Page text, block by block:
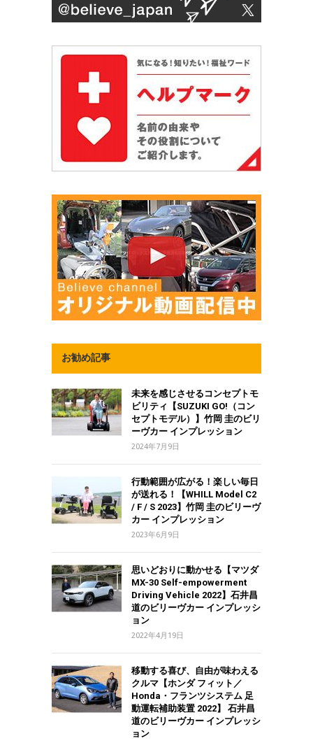
お勧め記事
未来を感じさせるコンセプトモ
ビリティ【SUZUKI GO!（コン
セプトモデル）】竹岡 圭のビリ
ーヴカー インプレッション
2024年7月9日
行動範囲が広がる！楽しい毎日
が送れる！【WHILL Model C2
/ F / S 2023】竹岡 圭のビリーヴ
カー インプレッション
2023年6月9日
思いどおりに動かせる【マツダ
MX-30 Self-empowerment
Driving Vehicle 2022】石井昌
道のビリーヴカー インプレッシ
ョン
2022年4月19日
移動する喜び、自由が味わえる
クルマ【ホンダ フィット／
Honda・フランツシステム 足
動運転補助装置 2022】 石井昌
道のビリーヴカー インプレッシ
ョン